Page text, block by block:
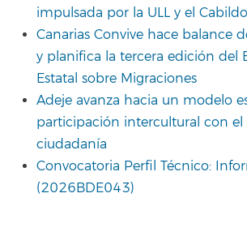
impulsada por la ULL y el
Canarias Convive hace balance
y planifica la tercera edición del
Estatal sobre Migraciones
Adeje avanza hacia un modelo
participación intercultural con el
ciudadanía
Convocatoria Perfil Técnico:
(2026BDE043)